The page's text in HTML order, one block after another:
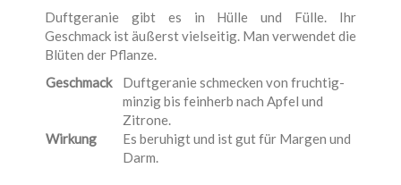
Duftgeranie gibt es in Hülle und Fülle. Ihr
Geschmack ist äußerst vielseitig. Man verwendet die
Blüten der Pflanze.
Geschmack
Duftgeranie schmecken von fruchtig-
minzig bis feinherb nach Apfel und
Zitrone.
Wirkung
Es beruhigt und ist gut für Margen und
Darm.